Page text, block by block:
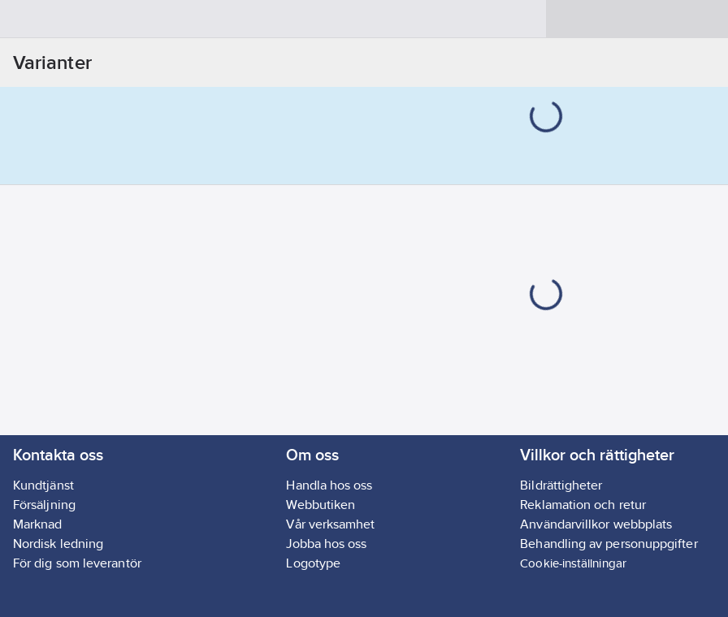
Varianter
Kontakta oss
Kundtjänst
Försäljning
Marknad
Nordisk ledning
För dig som leverantör
Om oss
Handla hos oss
Webbutiken
Vår verksamhet
Jobba hos oss
Logotype
Villkor och rättigheter
Bildrättigheter
Reklamation och retur
Användarvillkor webbplats
Behandling av personuppgifter
Cookie-inställningar